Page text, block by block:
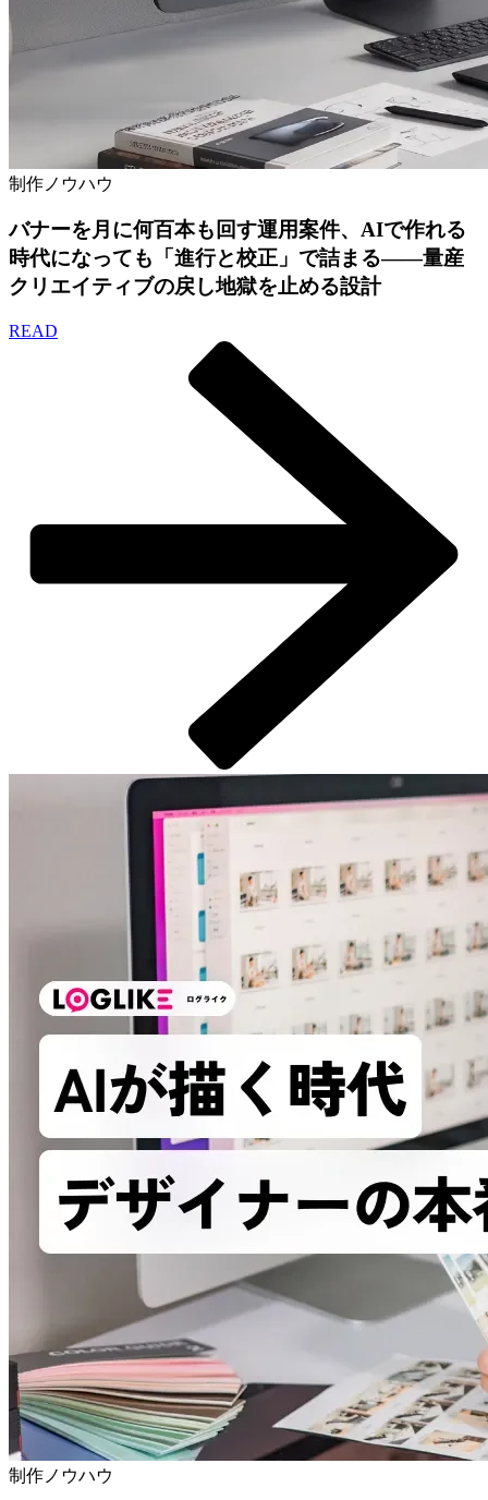
制作ノウハウ
バナーを月に何百本も回す運用案件、AIで作れる
時代になっても「進行と校正」で詰まる——量産
クリエイティブの戻し地獄を止める設計
READ
制作ノウハウ